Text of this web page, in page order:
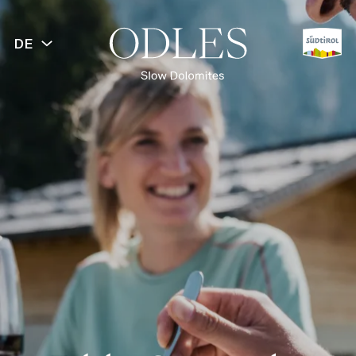
DE
ZURÜCK
Slow Food
Kulinarische Erlebnisse
Almhütten & Restaurants